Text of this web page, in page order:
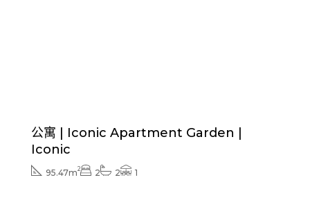
公寓 | Iconic Apartment Garden |
Iconic
95.47m2 2 2 1